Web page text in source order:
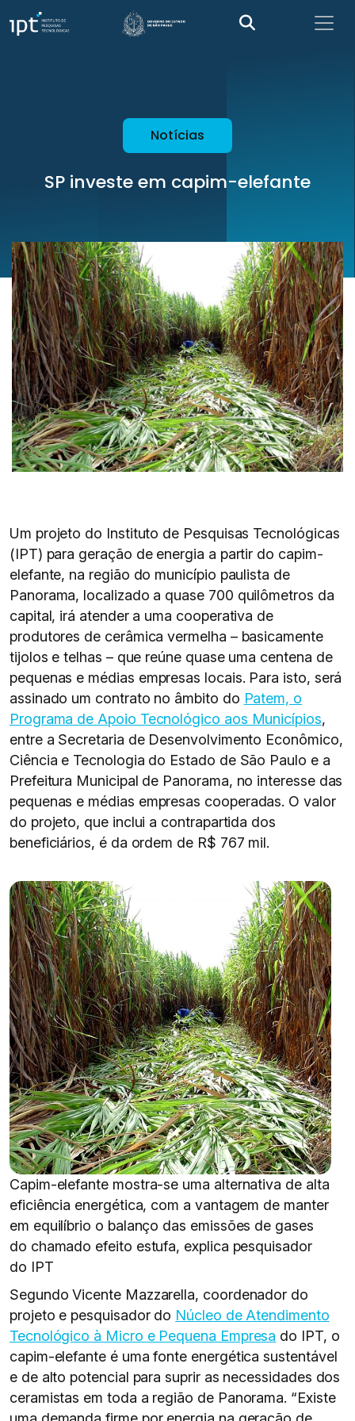
Notícias
SP investe em capim-elefante
Um projeto do Instituto de Pesquisas Tecnológicas
(IPT) para geração de energia a partir do capim-
elefante, na região do município paulista de
Panorama, localizado a quase 700 quilômetros da
capital, irá atender a uma cooperativa de
produtores de cerâmica vermelha – basicamente
tijolos e telhas – que reúne quase uma centena de
pequenas e médias empresas locais. Para isto, será
assinado um contrato no âmbito do Patem, o
Programa de Apoio Tecnológico aos Municípios,
entre a Secretaria de Desenvolvimento Econômico,
Ciência e Tecnologia do Estado de São Paulo e a
Prefeitura Municipal de Panorama, no interesse das
pequenas e médias empresas cooperadas. O valor
do projeto, que inclui a contrapartida dos
beneficiários, é da ordem de R$ 767 mil.
Capim-elefante mostra-se uma alternativa de alta
eficiência energética, com a vantagem de manter
em equilíbrio o balanço das emissões de gases
do chamado efeito estufa, explica pesquisador
do IPT
Segundo Vicente Mazzarella, coordenador do
projeto e pesquisador do Núcleo de Atendimento
Tecnológico à Micro e Pequena Empresa do IPT, o
capim-elefante é uma fonte energética sustentável
e de alto potencial para suprir as necessidades dos
ceramistas em toda a região de Panorama. “Existe